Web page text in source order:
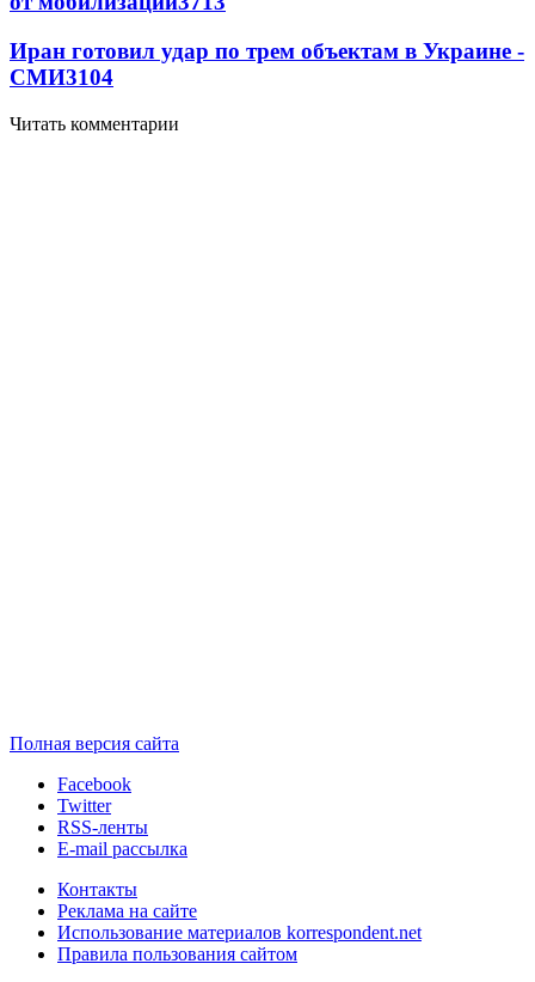
Иран готовил удар по трем объектам в Украине -
СМИ3104
Читать комментарии
Полная версия сайта
Facebook
Twitter
RSS-ленты
E-mail рассылка
Контакты
Реклама на сайте
Использование материалов korrespondent.net
Правила пользования сайтом